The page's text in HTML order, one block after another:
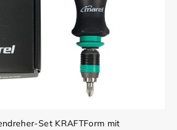
Set KRAFTForm mit